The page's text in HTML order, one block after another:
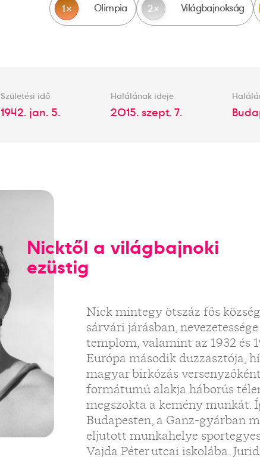
1 Olimpia 2 Világbajnokság
Születési idő
1942. jan. 5.
Halálának ideje
2015. szept. 7.
Nicktől a világbajnoki
ezüstig
Nick mintegy ötszáz fős
sárvári járásban,
templom, valamint az 1932 és
Európa második duzzasztója,
magyar birkózás
formátumú alakja háborús
megszokta a kemény munkát.
Budapesten, a Ganz-gyárban
eljutott munkahelye
Vajda Péter utcai iskolába.